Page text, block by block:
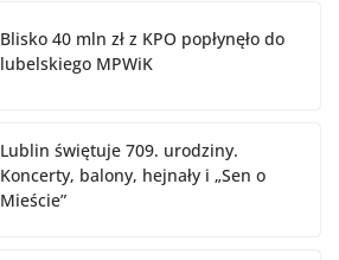
Blisko 40 mln zł z KPO popłynęło do
lubelskiego MPWiK
Lublin świętuje 709. urodziny.
Koncerty, balony, hejnały i „Sen o
Mieście”